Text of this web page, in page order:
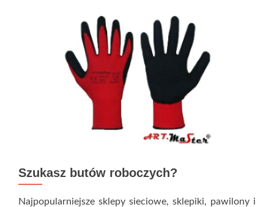
Szukasz butów roboczych?
Najpopularniejsze sklepy sieciowe, sklepiki, pawilony i